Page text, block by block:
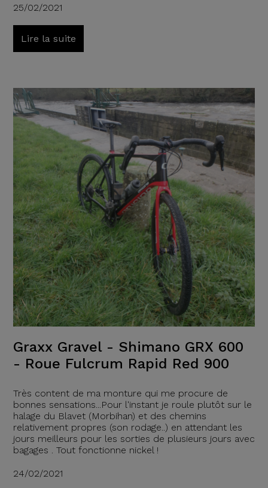
25/02/2021
Lire la suite
Graxx Gravel - Shimano GRX 600
- Roue Fulcrum Rapid Red 900
Très content de ma monture qui me procure de
bonnes sensations...Pour l'instant je roule plutôt sur le
halage du Blavet (Morbihan) et des chemins
relativement propres (son rodage..) en attendant les
jours meilleurs pour les sorties de plusieurs jours avec
bagages . Tout fonctionne nickel !
24/02/2021